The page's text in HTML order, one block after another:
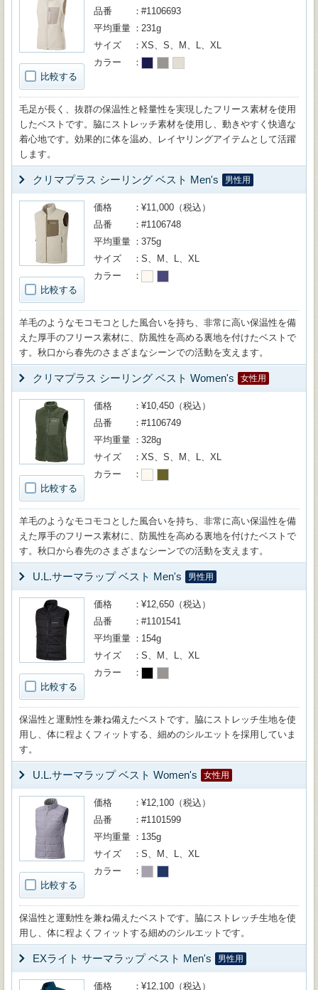
比較する
品番
#1106693
平均重量
231g
サイズ
XS、S、M、L、XL
カラー
毛足が長く、抜群の保温性と軽量性を実現したフリース素材を使用
したベストです。脇にストレッチ素材を使用し、動きやすく快適な
着心地です。効果的に体を温め、レイヤリングアイテムとして活躍
します。
クリマプラス シーリング ベスト Men's 男性用
比較する
価格
¥11,000（税込）
品番
#1106748
平均重量
375g
サイズ
S、M、L、XL
カラー
羊毛のようなモコモコとした風合いを持ち、非常に高い保温性を備
えた厚手のフリース素材に、防風性を高める裏地を付けたベストで
す。秋口から春先のさまざまなシーンでの活動を支えます。
クリマプラス シーリング ベスト Women's 女性用
比較する
価格
¥10,450（税込）
品番
#1106749
平均重量
328g
サイズ
XS、S、M、L、XL
カラー
羊毛のようなモコモコとした風合いを持ち、非常に高い保温性を備
えた厚手のフリース素材に、防風性を高める裏地を付けたベストで
す。秋口から春先のさまざまなシーンでの活動を支えます。
U.L.サーマラップ ベスト Men's 男性用
比較する
価格
¥12,650（税込）
品番
#1101541
平均重量
154g
サイズ
S、M、L、XL
カラー
保温性と運動性を兼ね備えたベストです。脇にストレッチ生地を使
用し、体に程よくフィットする、細めのシルエットを採用していま
す。
U.L.サーマラップ ベスト Women's 女性用
比較する
価格
¥12,100（税込）
品番
#1101599
平均重量
135g
サイズ
S、M、L、XL
カラー
保温性と運動性を兼ね備えたベストです。脇にストレッチ生地を使
用し、体に程よくフィットする細めのシルエットです。
EXライト サーマラップ ベスト Men's 男性用
価格 ¥12,100（税込）